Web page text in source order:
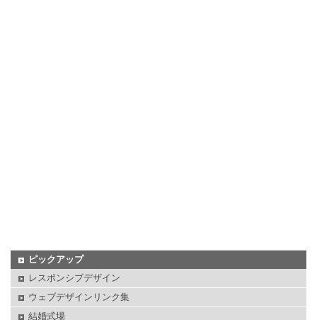
ピックアップ
レスポンシブデザイン
ウェブデザインリンク集
結婚式場